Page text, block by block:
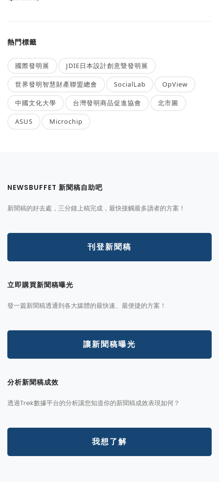
熱門標籤
國際發明展 JDIE日本設計創意暨發明展
世界發明智慧財產聯盟總會 SocialLab OpView
中國文化大學 台灣發明商品促進協會 北市圖
ASUS Microchip
NEWSBUFFET 新聞稿自助吧
新聞稿的好去處，三分鐘上稿完成，最快接觸最多讀者的方案！
刊登新聞稿
立即購買新聞稿曝光
發一篇新聞稿透通到各大媒體的最快速、最便捷的方案！
讓新聞稿曝光
分析新聞稿成效
透過Trek數據平台的分析讓您知道你的新聞稿成效表現如何？
我想了解